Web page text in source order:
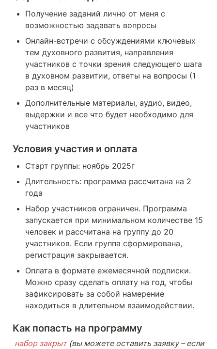
Получение заданий лично от меня с
возможностью задавать вопросы
Онлайн-встречи с обсуждениями ключевых
тем духовного развития, направления
участников с точки зрения следующего шага
в духовном развитии, ответы на вопросы (1
раз в месяц)
Дополнительные материалы, аудио, видео,
выдержки и все что будет необходимо для
участников
Условия участия и оплата
Старт группы: ноябрь 2025г
Длительность: программа рассчитана на 2
года
Набор участников ограничен. Программа
запускается при минимальном количестве 15
человек и рассчитана на группу до 20
участников. Если группа сформирована,
регистрация закрывается.
Оплата в формате ежемесячной подписки.
Можно сразу сделать оплату на год, чтобы
зафиксировать за собой намерение
находиться в длительном взаимодействии.
Как попасть на программу
набор закрыт (вы можете оставить заявку – если